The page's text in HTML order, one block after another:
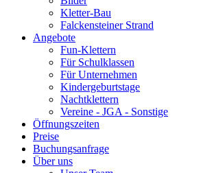
Kletter-Bau
Falckensteiner Strand
Angebote
Fun-Klettern
Für Schulklassen
Für Unternehmen
Kindergeburtstage
Nachtklettern
Vereine - JGA - Sonstige
Öffnungszeiten
Preise
Buchungsanfrage
Über uns